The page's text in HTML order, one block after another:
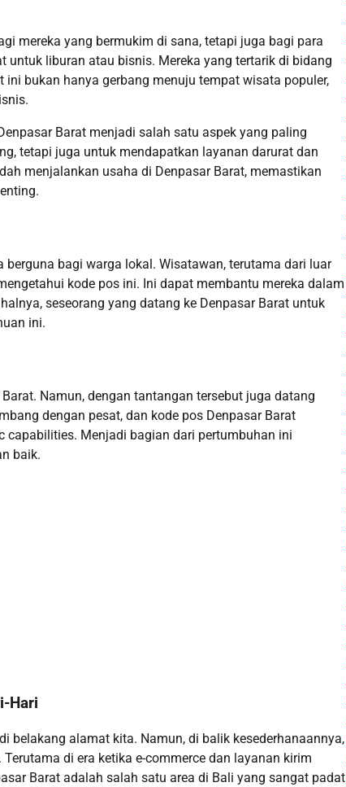
mereka yang bermukim di sana, tetapi juga bagi para
untuk liburan atau bisnis. Mereka yang tertarik di bidang
bukan hanya gerbang menuju tempat wisata populer,
Barat menjadi salah satu aspek yang paling
tetapi juga untuk mendapatkan layanan darurat dan
menjalankan usaha di Denpasar Barat, memastikan
bagi warga lokal. Wisatawan, terutama dari luar
kode pos ini. Ini dapat membantu mereka dalam
seseorang yang datang ke Denpasar Barat untuk
ini.
Namun, dengan tantangan tersebut juga datang
dengan pesat, dan kode pos Denpasar Barat
Menjadi bagian dari pertumbuhan ini
baik.
Hari
belakang alamat kita. Namun, di balik kesederhanaannya,
di era ketika e-commerce dan layanan kirim
Barat adalah salah satu area di Bali yang sangat padat